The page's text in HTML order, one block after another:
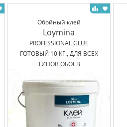
Обойный клей
Loymina
PROFESSIONAL GLUE
ГОТОВЫЙ 10 КГ., ДЛЯ ВСЕХ
ТИПОВ ОБОЕВ